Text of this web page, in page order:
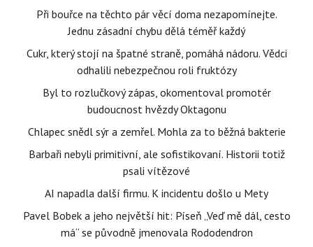
Při bouřce na těchto pár věcí doma nezapomínejte.
Jednu zásadní chybu dělá téměř každý
Cukr, který stojí na špatné straně, pomáhá nádoru. Vědci
odhalili nebezpečnou roli fruktózy
Byl to rozlučkový zápas, okomentoval promotér
budoucnost hvězdy Oktagonu
Chlapec snědl sýr a zemřel. Mohla za to běžná bakterie
Barbaři nebyli primitivní, ale sofistikovaní. Historii totiž
psali vítězové
AI napadla další firmu. K incidentu došlo u Mety
Pavel Bobek a jeho největší hit: Píseň „Veď mě dál, cesto
má“ se původně jmenovala Rododendron